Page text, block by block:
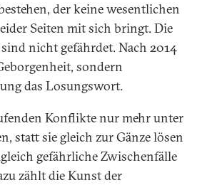
der keine wesentlichen
Seiten mit sich bringt. Die
nicht gefährdet. Nach 2014
sondern
das Losungswort.
Konflikte nur mehr unter
statt sie gleich zur Gänze lösen
gefährliche Zwischenfälle
zählt die Kunst der